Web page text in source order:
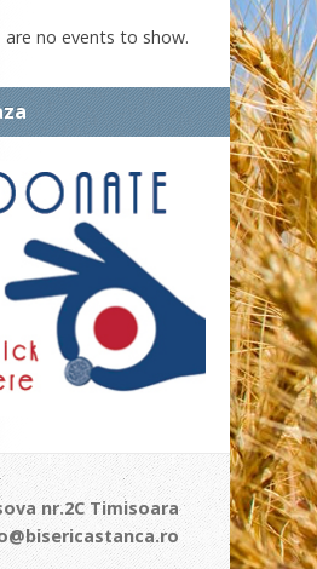
are no events to show.
nr.2C Timisoara